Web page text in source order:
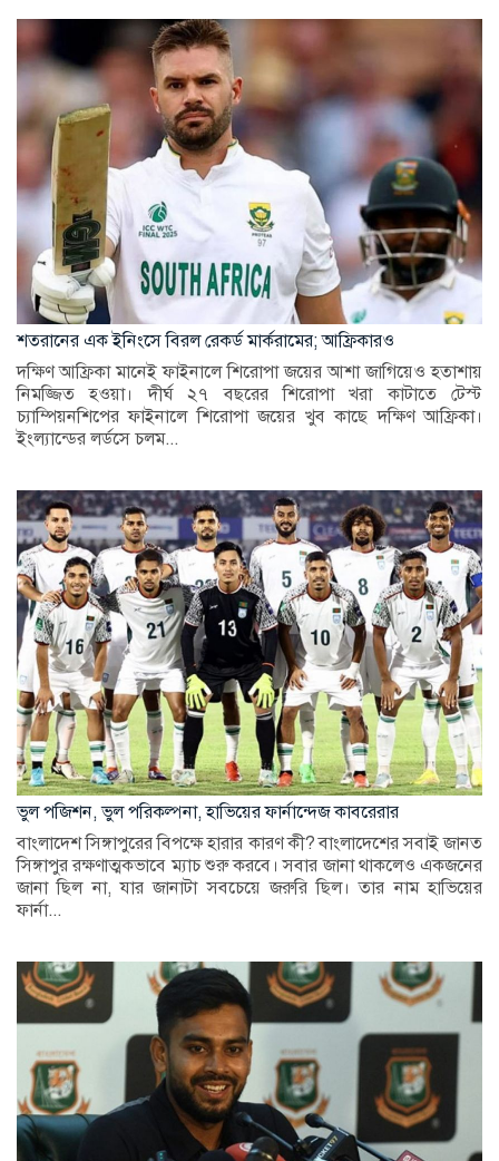
শতরানের এক ইনিংসে বিরল রেকর্ড মার্করামের; আফ্রিকারও
দক্ষিণ আফ্রিকা মানেই ফাইনালে শিরোপা জয়ের আশা জাগিয়েও হতাশায়
নিমজ্জিত হওয়া। দীর্ঘ ২৭ বছরের শিরোপা খরা কাটাতে টেস্ট
চ্যাম্পিয়নশিপের ফাইনালে শিরোপা জয়ের খুব কাছে দক্ষিণ আফ্রিকা।
ইংল্যান্ডের লর্ডসে চলম...
ভুল পজিশন, ভুল পরিকল্পনা, হাভিয়ের ফার্নান্দেজ কাবরেরার
বাংলাদেশ সিঙ্গাপুরের বিপক্ষে হারার কারণ কী? বাংলাদেশের সবাই জানত
সিঙ্গাপুর রক্ষণাত্মকভাবে ম্যাচ শুরু করবে। সবার জানা থাকলেও একজনের
জানা ছিল না, যার জানাটা সবচেয়ে জরুরি ছিল। তার নাম হাভিয়ের
ফার্না...